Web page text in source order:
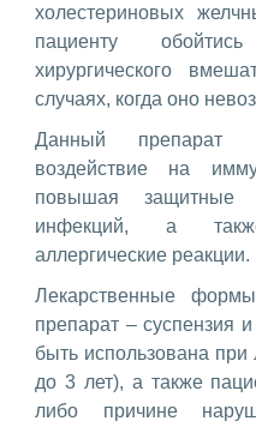
холестериновых
пациенту
хирургического
случаях, когда оно
Данный препарат
воздействие на
повышая защитные
инфекций, а
аллергические реакции.
Лекарственные
препарат – суспензия
быть использована
до 3 лет), а также
либо причине